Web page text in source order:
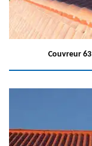
Couvreur 63